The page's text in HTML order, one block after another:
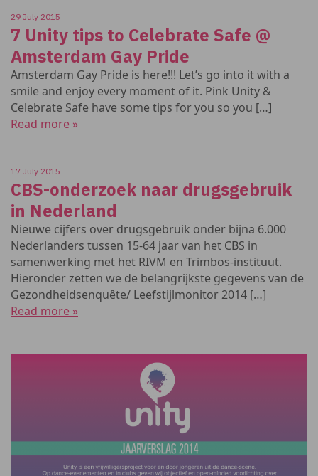
29 July 2015
7 Unity tips to Celebrate Safe @
Amsterdam Gay Pride
Amsterdam Gay Pride is here!!! Let’s go into it with a
smile and enjoy every moment of it. Pink Unity &
Celebrate Safe have some tips for you so you […]
Read more »
17 July 2015
CBS-onderzoek naar drugsgebruik
in Nederland
Nieuwe cijfers over drugsgebruik onder bijna 6.000
Nederlanders tussen 15-64 jaar van het CBS in
samenwerking met het RIVM en Trimbos-instituut.
Hieronder zetten we de belangrijkste gegevens van de
Gezondheidsenquête/ Leefstijlmonitor 2014 […]
Read more »